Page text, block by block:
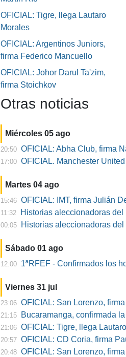
OFICIAL: Tigre, llega Lautaro
Morales
OFICIAL: Argentinos Juniors,
firma Federico Mancuello
OFICIAL: Johor Darul Ta'zim,
firma Stoichkov
Otras noticias
Miércoles 05 ago
20:50 OFICIAL: Abha Club, firma
17:00 OFICIAL. Manchester United
Martes 04 ago
15:46 OFICIAL: IMT, firma Julián
11:32 Historias aleccionadoras del
00:05 Historias aleccionadoras del
Sábado 01 ago
12:00 1ªRFEF - Confirmados los
Viernes 31 jul
23:06 OFICIAL: San Lorenzo,
21:15 Bucaramanga, confirmada
21:06 OFICIAL: Tigre, llega
20:57 OFICIAL: CD Coria, firma
20:48 OFICIAL: San Lorenzo,